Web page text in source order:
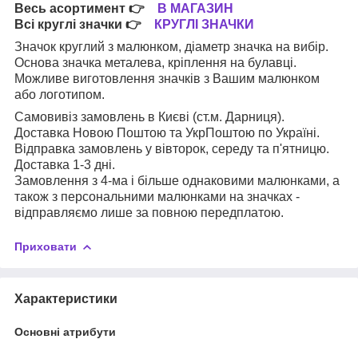
Весь асортимент 👉
В МАГАЗИН
Всі круглі значки 👉
КРУГЛІ ЗНАЧКИ
Значок круглий з малюнком, діаметр значка на вибір.
Основа значка металева, кріплення на булавці.
Можливе виготовлення значків з Вашим малюнком
або логотипом.
Самовивіз замовлень в Києві (ст.м. Дарниця).
Доставка Новою Поштою та УкрПоштою по Україні.
Відправка замовлень у вівторок, середу та п'ятницю.
Доставка 1-3 дні.
Замовлення з 4-ма і більше однаковими малюнками, а
також з персональними малюнками на значках -
відправляємо лише за повною передплатою.
Приховати
Характеристики
Основні атрибути